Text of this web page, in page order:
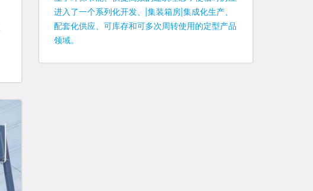
进入了一个系列化开发、|集装箱房|集成化生产、
配套化供应、可库存和可多次周转使用的定型产品
领域。